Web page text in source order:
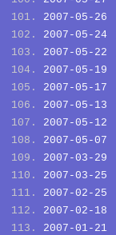
2007-05-26
2007-05-24
2007-05-22
2007-05-19
2007-05-17
2007-05-13
2007-05-12
2007-05-07
2007-03-29
2007-03-25
2007-02-25
2007-02-18
2007-01-21